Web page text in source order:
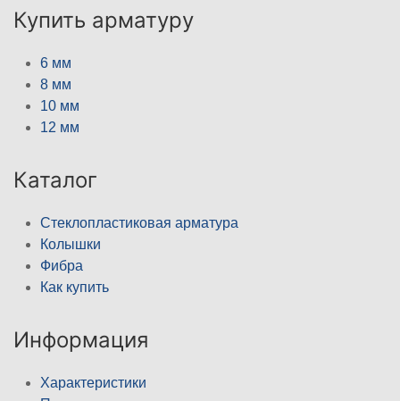
Купить арматуру
6 мм
8 мм
10 мм
12 мм
Каталог
Стеклопластиковая арматура
Колышки
Фибра
Как купить
Информация
Характеристики